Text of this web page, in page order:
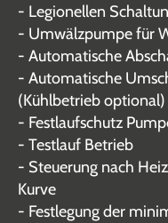
- Legionellen
- Umwälzpumpe für
- Automatische
- Automatische
(Kühlbetrieb optional)
- Festlaufschutz
- Testlauf Betrieb
- Steuerung nach
Kurve
- Festlegung der